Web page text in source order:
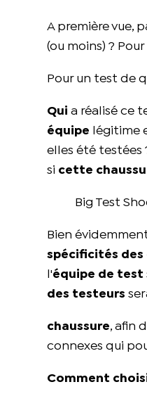
A première vue,
(ou moins) ?
Pour un test de
Qui a réalisé ce
équipe
légitime
elles été testées
si cette
Big Test
Bien
spécificités des
l'équipe de test
des testeurs
chaussure, afin
connexes qui
Comment